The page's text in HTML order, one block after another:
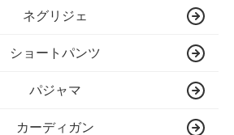
ネグリジェ
ショートパンツ
パジャマ
カーディガン